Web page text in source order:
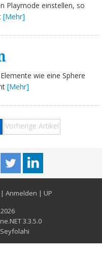
Playmode einstellen, so
[Mehr]
wie eine Sphere
[Mehr]
Vorherige Artikel
Anmelden | UP
3.3.5.0